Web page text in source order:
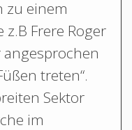
zu einem
Frere Roger
treten“.
Sektor
im